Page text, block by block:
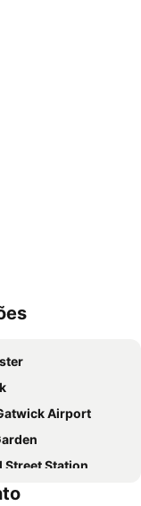
Airport
Street Station